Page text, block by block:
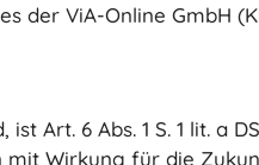
der ViA-Online GmbH
Art. 6 Abs. 1 S. 1 lit. a
mit Wirkung für die